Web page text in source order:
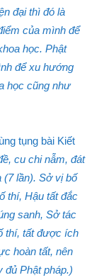
đại thì đó là
của mình để
học. Phật
để xu hướng
học cũng như
tụng bài Kiết
cu chi nẫm, đát
(7 lần). Sở vị bố
thí, Hậu tất đắc
sanh, Sở tác
thí, tất được ích
hoàn tất, nên
đủ Phật pháp.)